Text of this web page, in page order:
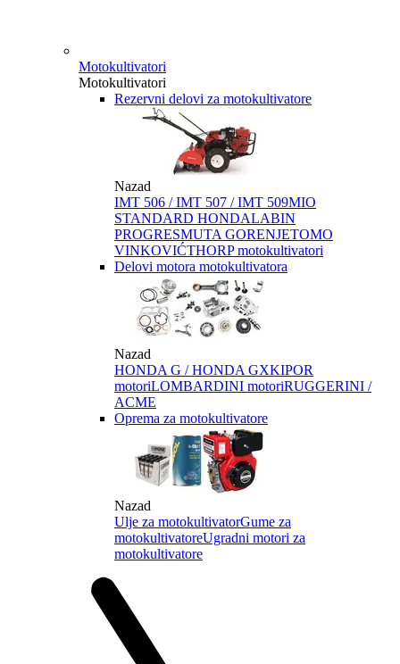
Motokultivatori
Motokultivatori
Rezervni delovi za motokultivatore
Nazad
IMT 506 / IMT 507 / IMT 509MIO
STANDARD HONDALABIN
PROGRESMUTA GORENJETOMO
VINKOVIĆTHORP motokultivatori
Delovi motora motokultivatora
Nazad
HONDA G / HONDA GXKIPOR
motoriLOMBARDINI motoriRUGGERINI /
ACME
Oprema za motokultivatore
Nazad
Ulje za motokultivatorGume za
motokultivatoreUgradni motori za
motokultivatore